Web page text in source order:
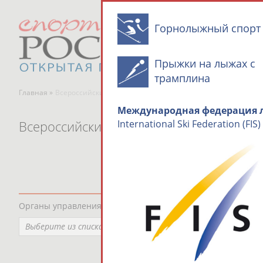
Главная »
Всероссийские спортивные организации
Органы управления, федерации, ВУЗы, Академии и т.п.
Выберите из списка
Горнолыжный спорт
Прыжки на лыжах с
трамплина
Международная федерация
International Ski Federation (FIS)